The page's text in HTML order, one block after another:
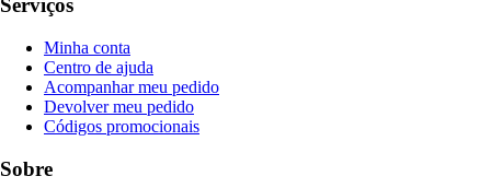
Serviços
Minha conta
Centro de ajuda
Acompanhar meu pedido
Devolver meu pedido
Códigos promocionais
Sobre